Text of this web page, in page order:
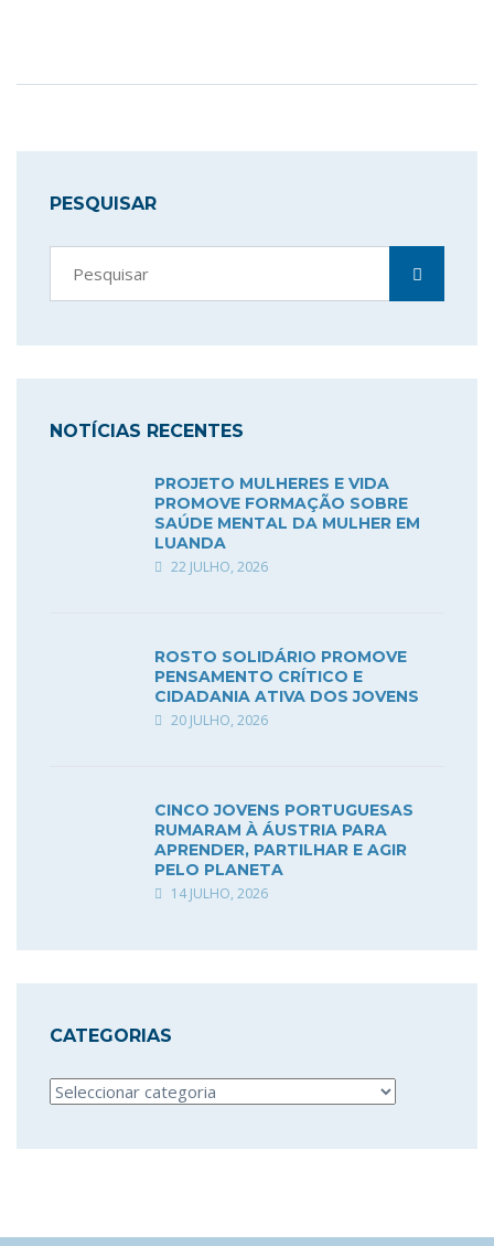
PESQUISAR
NOTÍCIAS RECENTES
PROJETO MULHERES E VIDA
PROMOVE FORMAÇÃO SOBRE
SAÚDE MENTAL DA MULHER EM
LUANDA
22 JULHO, 2026
ROSTO SOLIDÁRIO PROMOVE
PENSAMENTO CRÍTICO E
CIDADANIA ATIVA DOS JOVENS
20 JULHO, 2026
CINCO JOVENS PORTUGUESAS
RUMARAM À ÁUSTRIA PARA
APRENDER, PARTILHAR E AGIR
PELO PLANETA
14 JULHO, 2026
CATEGORIAS
Categorias